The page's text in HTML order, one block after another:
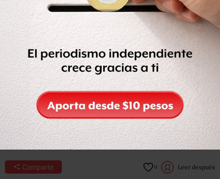
4 minutos de lectura
Residentes de Dubái se han mantenido bajo
resguardo mientras la ciudad es atacada por
misiles y drones como parte de la ofensiva de
Irán en respuesta a los ataques de Estados
Unidos e Israel.
01 de marzo, 2026 Por: BBC News Mundo
Compartir 0 Leer después